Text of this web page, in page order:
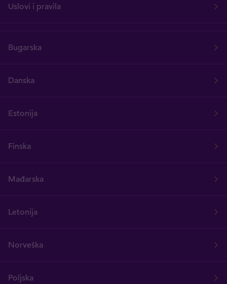
Uslovi i pravila
Bugarska
Danska
Estonija
Finska
Mađarska
Letonija
Norveška
Poljska